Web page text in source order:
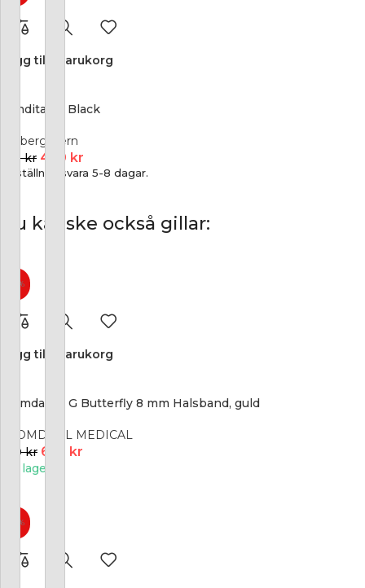
Lägg till i varukorg
Nandita Sg Black
Dyrberg/Kern
599kr 450 kr
Beställningsvara 5-8 dagar.
Du kanske också gillar:
-25%
Lägg till i varukorg
Blomdahl – G Butterfly 8 mm Halsband, guld
BLOMDAHL MEDICAL
899kr 675 kr
I lager
-25%